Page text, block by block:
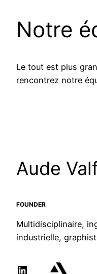
Notre
Le tout est plus
rencontrez notre
Aude
FOUNDER
Multidisciplinaire,
industrielle,
LinkedIn